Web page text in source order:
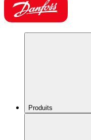
Produits